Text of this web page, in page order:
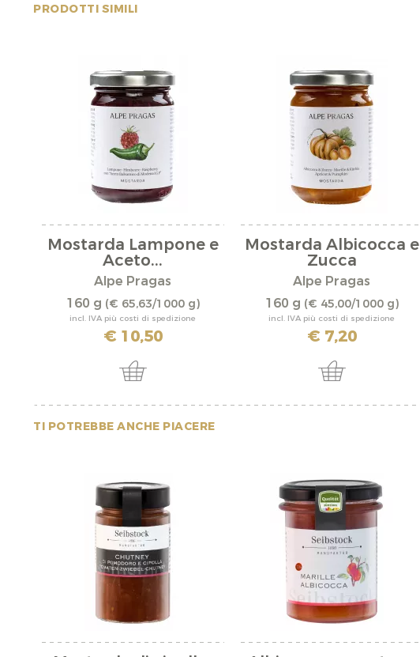
PRODOTTI SIMILI
Mostarda Lampone e
Aceto...
Alpe Pragas
160 g (€ 65,63/1000 g)
incl. IVA più costi di spedizione
€ 10,50
Mostarda Albicocca e
Zucca
Alpe Pragas
160 g (€ 45,00/1000 g)
incl. IVA più costi di spedizione
€ 7,20
TI POTREBBE ANCHE PIACERE